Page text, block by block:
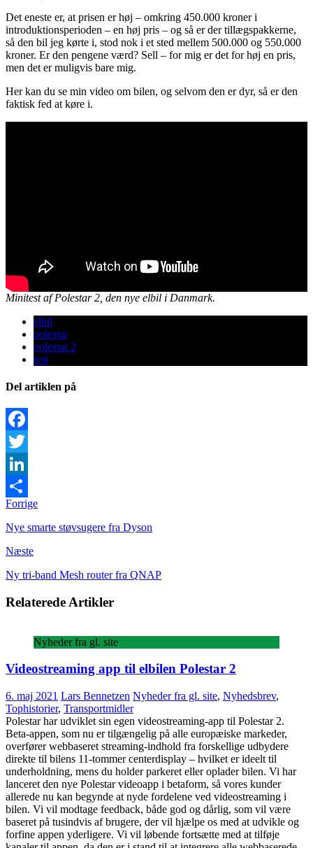
Det eneste er, at prisen er høj – omkring 450.000 kroner i
introduktionsperioden – en høj pris – og så er der tillægspakkerne,
så den bil jeg kørte i, stod nok i et sted mellem 500.000 og 550.000
kroner. Er den pengene værd? Sell – for mig er det for høj en pris,
men det er muligvis bare mig.
Her kan du se min video om bilen, og selvom den er dyr, så er den
faktisk fed at køre i.
Minitest af Polestar 2, den nye elbil i Danmark.
elbil
polestar
polestar 2
test
Del artiklen på
Facebook
Twitter
LinkedIn
Share
Forrige
Nye smarte støvsugere fra Dyson
Næste
Ny tri-band Mesh router fra QNAP
Relaterede Artikler
Nyheder fra gl. site
Videostreaming app til elbilen Polestar 2
6. maj 2021 Lars Bennetzen Nyheder fra gl. site, Nyhedsbrev,
Tophistorier, Transportmidler
Polestar har udviklet sin egen videostreaming-app til Polestar 2.
Beta-appen, som nu er tilgængelig på alle europæiske markeder,
overfører webbaseret streaming-indhold fra forskellige udbydere
direkte til bilens 11-tommer centerdisplay – hvilket er ideelt til
underholdning, mens du holder parkeret eller oplader bilen. Vi har
lanceret den nye Polestar videoapp i betaform, så vores kunder
allerede nu kan begynde at nyde fordelene ved videostreaming i
bilen. Vi vil modtage feedback, både god og dårlig, som vil være
baseret på tusindvis af brugere, der vil hjælpe os med at udvikle og
forfine appen yderligere. Vi vil løbende fortsætte med at tilføje